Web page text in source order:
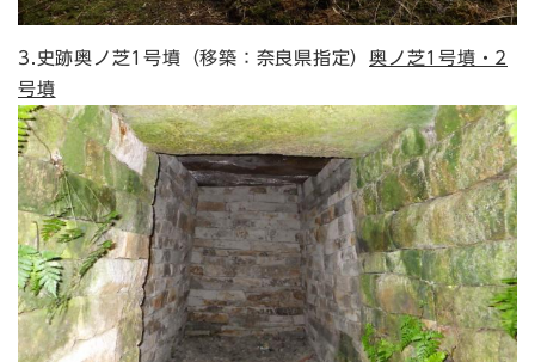
3.史跡奥ノ芝1号墳（移築：奈良県指定） 奥ノ芝1号墳・2
号墳